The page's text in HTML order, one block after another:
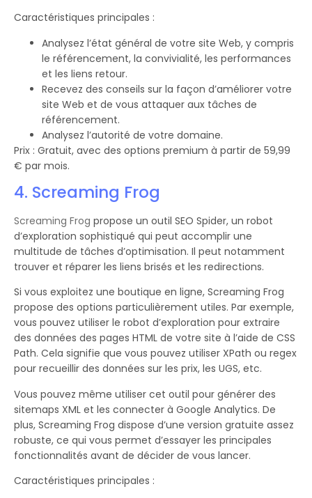
Caractéristiques principales :
Analysez l’état général de votre site Web, y compris
le référencement, la convivialité, les performances
et les liens retour.
Recevez des conseils sur la façon d’améliorer votre
site Web et de vous attaquer aux tâches de
référencement.
Analysez l’autorité de votre domaine.
Prix : Gratuit, avec des options premium à partir de 59,99
€ par mois.
4. Screaming Frog
Screaming Frog propose un outil SEO Spider, un robot
d’exploration sophistiqué qui peut accomplir une
multitude de tâches d’optimisation. Il peut notamment
trouver et réparer les liens brisés et les redirections.
Si vous exploitez une boutique en ligne, Screaming Frog
propose des options particulièrement utiles. Par exemple,
vous pouvez utiliser le robot d’exploration pour extraire
des données des pages HTML de votre site à l’aide de CSS
Path. Cela signifie que vous pouvez utiliser XPath ou regex
pour recueillir des données sur les prix, les UGS, etc.
Vous pouvez même utiliser cet outil pour générer des
sitemaps XML et les connecter à Google Analytics. De
plus, Screaming Frog dispose d’une version gratuite assez
robuste, ce qui vous permet d’essayer les principales
fonctionnalités avant de décider de vous lancer.
Caractéristiques principales :